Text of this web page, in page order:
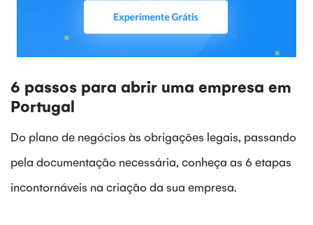
6 passos para abrir uma empresa em
Portugal
Do plano de negócios às obrigações legais, passando
pela documentação necessária, conheça as 6 etapas
incontornáveis na criação da sua empresa.